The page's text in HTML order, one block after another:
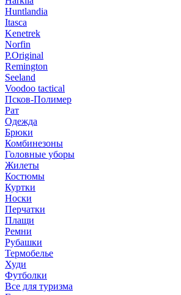
Huntlandia
Itasca
Kenetrek
Norfin
P.Original
Remington
Seeland
Voodoo tactical
Псков-Полимер
Рат
Одежда
Брюки
Комбинезоны
Головные уборы
Жилеты
Костюмы
Куртки
Носки
Перчатки
Плащи
Ремни
Рубашки
Термобелье
Худи
Футболки
Все для туризма